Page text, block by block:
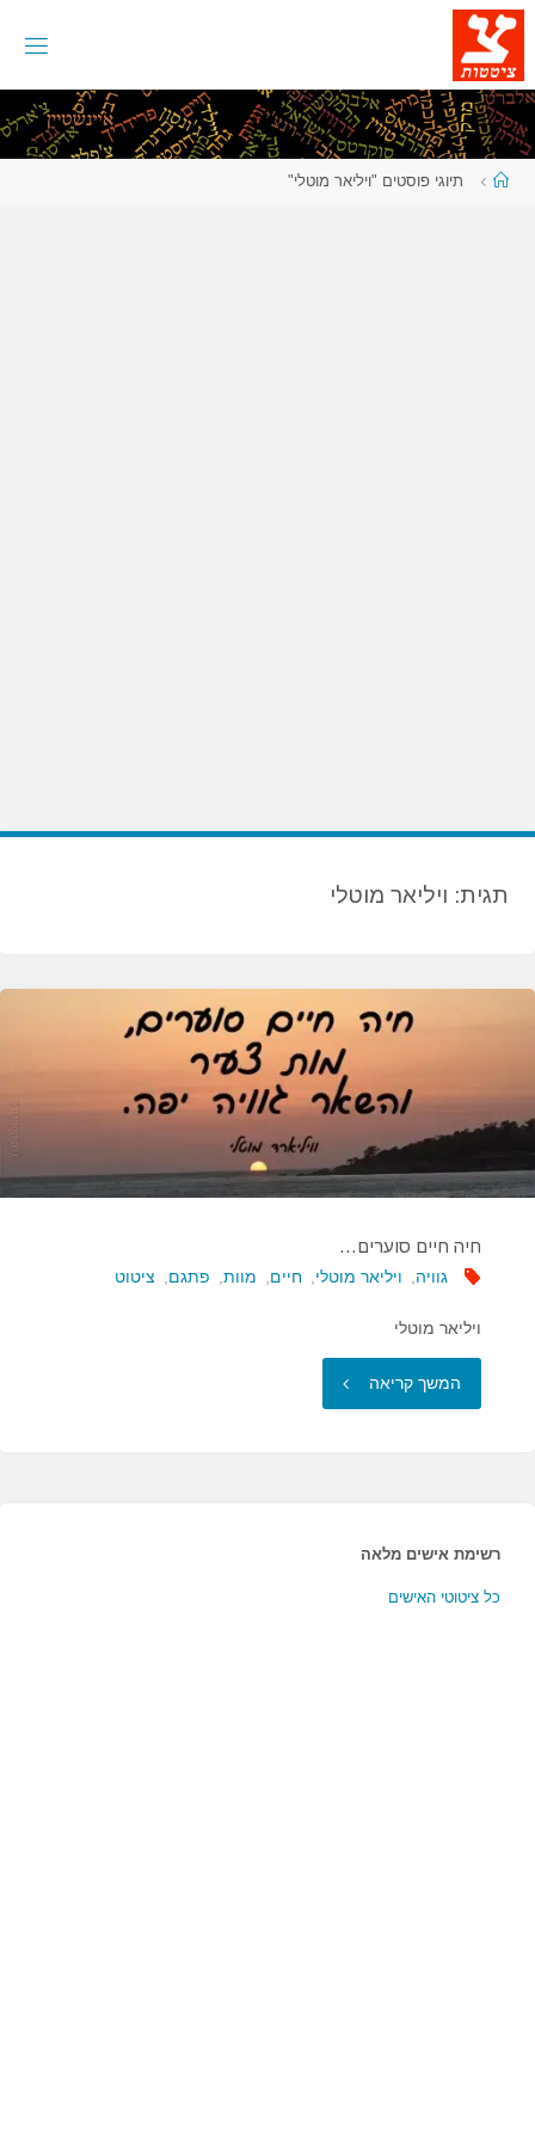
דלגו
לתוכן
עמודתיוגי פוסטים "ויליאר מוטלי"
תגית: ויליאר מוטלי
חיה חיים סוערים…
גוויה, ויליאר מוטלי, חיים, מוות, פתגם, ציטוט
ויליאר מוטלי
המשך קריאה "חיה
רשימת אישים מלאה
כל ציטוטי האישים